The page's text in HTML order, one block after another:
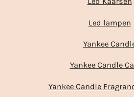
Led lampen
Yankee
Yankee Candle
Yankee Candle